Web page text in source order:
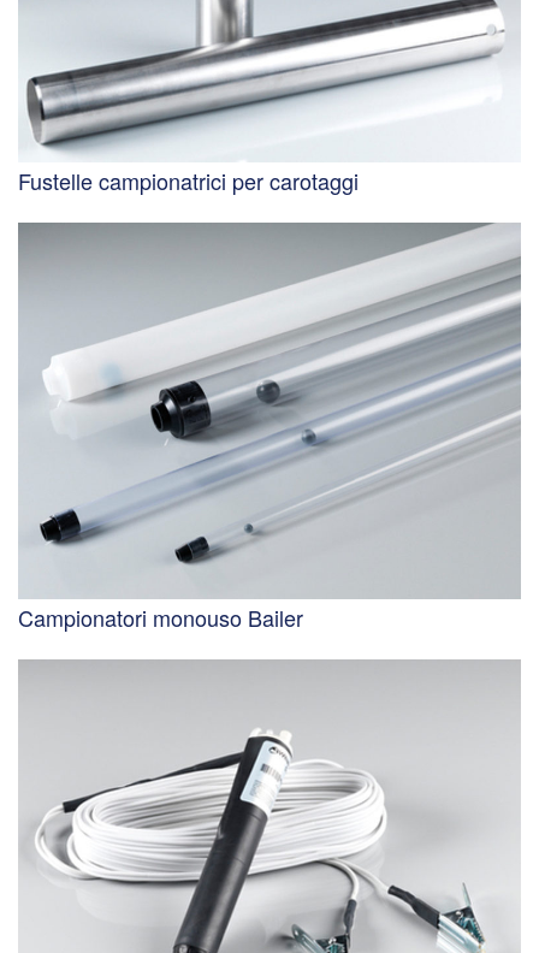
Fustelle campionatrici per carotaggi
Campionatori monouso Bailer